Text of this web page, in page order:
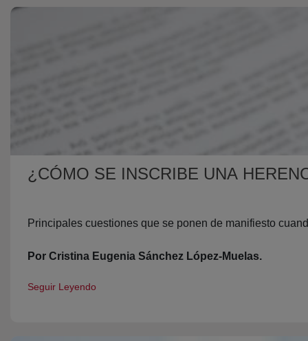
¿CÓMO SE INSCRIBE UNA
Principales cuestiones que se ponen de manifiesto
Por Cristina Eugenia Sánchez López-Muelas.
Seguir Leyendo